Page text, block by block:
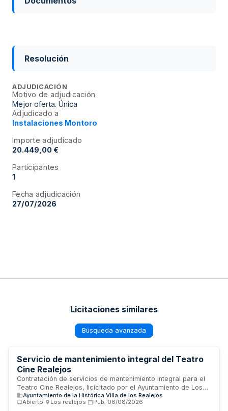
Resolución
ADJUDICACIÓN
Motivo de adjudicación
Mejor oferta. Única
Adjudicado a
Instalaciones Montoro
Importe adjudicado
20.449,00 €
Participantes
1
Fecha adjudicación
27/07/2026
Licitaciones similares
Búsqueda avanzada
Servicio de mantenimiento integral del Teatro
Cine Realejos
Contratación de servicios de mantenimiento integral para el
Teatro Cine Realejos, licicitado por el Ayuntamiento de Los
Realejos. El contrato abarca prestaciones propias de
servicios administrativos sujetos a la Ley de Contratos del
Ayuntamiento de la Histórica Villa de los Realejos
Abierto
Los realejos Pub. 06/08/2026